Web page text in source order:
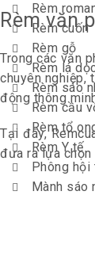
Rèm
Rèm cuốn
Rèm gỗ
Rèm lá
Rèm sáo
Rèm cầu
Rèm tổ
Rèm Y tế
Phông hội
Mành sáo
Rèm văn
Trong các văn
chuyên nghiệp,
động thông
Tại đây,
đưa ra lựa chọn